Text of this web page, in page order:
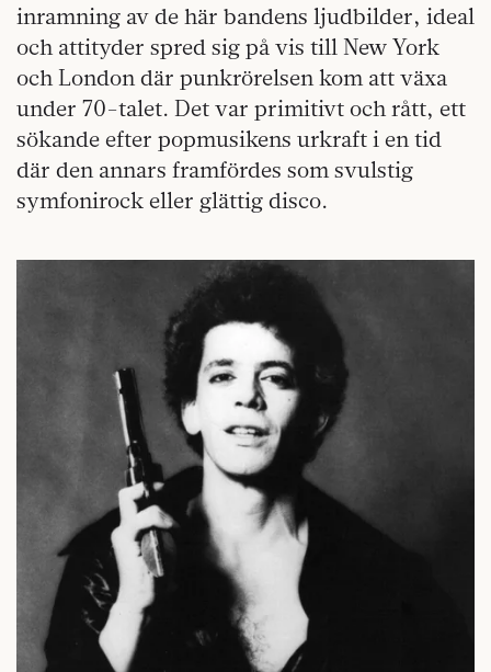
inramning av de här bandens ljudbilder, ideal
och attityder spred sig på vis till New York
och London där punkrörelsen kom att växa
under 70-talet. Det var primitivt och rått, ett
sökande efter popmusikens urkraft i en tid
där den annars framfördes som svulstig
symfonirock eller glättig disco.